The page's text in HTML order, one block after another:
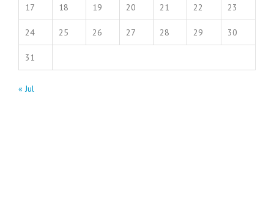
17 18 19 20 21 22 23
24 25 26 27 28 29 30
31
« Jul